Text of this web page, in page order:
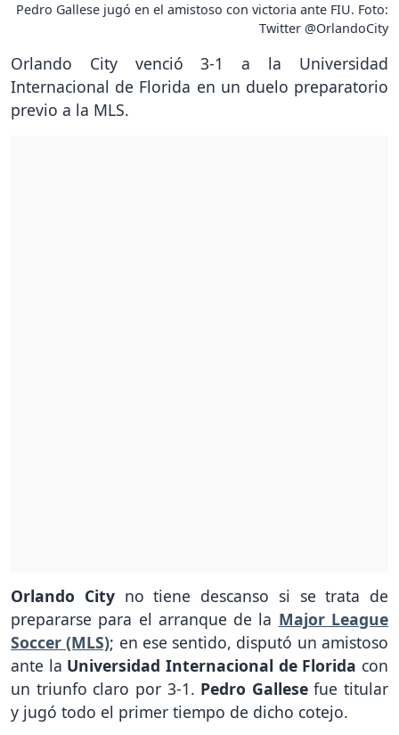
Pedro Gallese jugó en el amistoso con victoria ante FIU. Foto:
Twitter @OrlandoCity
Orlando City venció 3-1 a la Universidad
Internacional de Florida en un duelo preparatorio
previo a la MLS.
Orlando Cityno tiene descanso si se trata de
prepararse para el arranque de la Major League
Soccer (MLS); en ese sentido, disputó un amistoso
ante la Universidad Internacional de Florida con
un triunfo claro por 3-1. Pedro Gallesefue titular
y jugó todo el primer tiempo de dicho cotejo.